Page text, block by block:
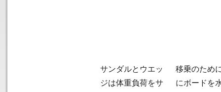
サンダルとウエッ
ジは体重負荷をサ
移乗のため
にボードを